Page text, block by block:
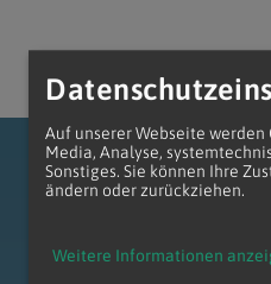
Auf unserer Webseite
Media, Analyse,
Sonstiges. Sie können Ihre
ändern oder zurückziehen.
Weitere Informationen